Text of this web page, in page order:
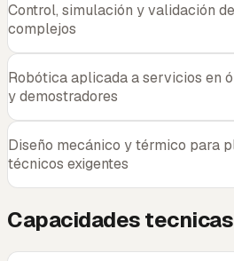
Control, simulación y validación
complejos
Robótica aplicada a servicios en
y demostradores
Diseño mecánico y térmico para
técnicos exigentes
Capacidades tecnicas